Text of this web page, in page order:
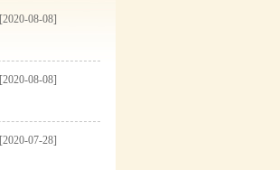
[2020-08-08]
[2020-08-08]
[2020-07-28]